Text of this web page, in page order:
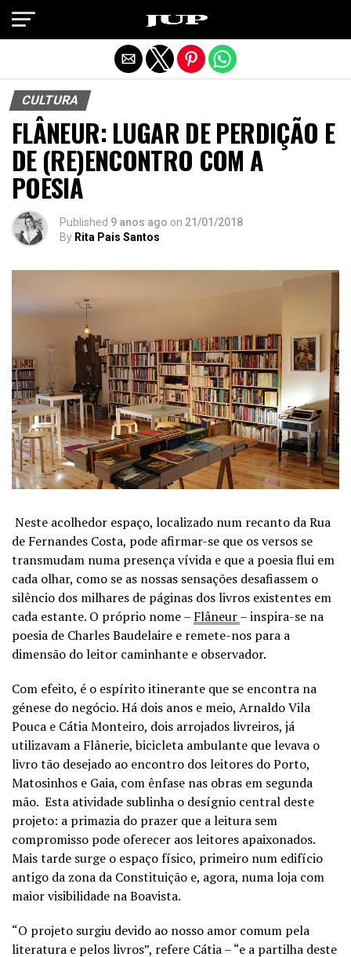
CULTURA
FLÂNEUR: LUGAR DE PERDIÇÃO E
DE (RE)ENCONTRO COM A
POESIA
Published 9 anos ago on 21/01/2018
By Rita Pais Santos
Neste acolhedor espaço, localizado num recanto da Rua
de Fernandes Costa, pode afirmar-se que os versos se
transmudam numa presença vívida e que a poesia flui em
cada olhar, como se as nossas sensações desafiassem o
silêncio dos milhares de páginas dos livros existentes em
cada estante. O próprio nome – Flâneur– inspira-se na
poesia de Charles Baudelaire e remete-nos para a
dimensão do leitor caminhante e observador.
Com efeito, é o espírito itinerante que se encontra na
génese do negócio. Há dois anos e meio, Arnaldo Vila
Pouca e Cátia Monteiro, dois arrojados livreiros, já
utilizavam a Flânerie, bicicleta ambulante que levava o
livro tão desejado ao encontro dos leitores do Porto,
Matosinhos e Gaia, com ênfase nas obras em segunda
mão. Esta atividade sublinha o desígnio central deste
projeto: a primazia do prazer que a leitura sem
compromisso pode oferecer aos leitores apaixonados.
Mais tarde surge o espaço físico, primeiro num edifício
antigo da zona da Constituição e, agora, numa loja com
maior visibilidade na Boavista.
“O projeto surgiu devido ao nosso amor comum pela
literatura e pelos livros”, refere Cátia – “e a partilha deste
Exit mobile version